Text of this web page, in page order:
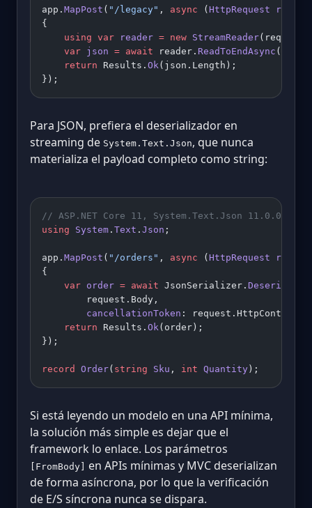
app. MapPost ( "/legacy" , async ( HttpRequest
{
    using
var reader = new StreamReader
    var
json = await reader. ReadToEndAsync ();
    return
Results. Ok(json.Length);
});
Para JSON, prefiera el deserializador en
streaming de System.Text.Json, que nunca
materializa el payload completo como string:
// ASP.NET Core 11, System.Text.Json 11.0.0-
using System . Text . Json ;
app. MapPost ( "/orders" , async ( HttpRequest
{
    var
order = await JsonSerializer.
        request.Body,
        cancellationToken
:
    return
Results. Ok(order);
});
record Order( string Sku , int Quantity );
Si está leyendo un modelo en una API mínima,
la solución más simple es dejar que el
framework lo enlace. Los parámetros
[FromBody]
en APIs mínimas y MVC deserializan
de forma asíncrona, por lo que la verificación
de E/S síncrona nunca se dispara.